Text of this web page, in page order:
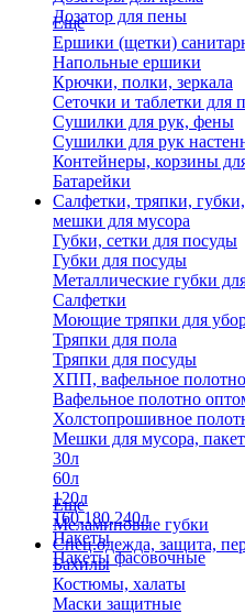
Дозатор для пены
Еще
Ершики (щетки)
Напольные ершики
Крючки, полки, зеркала
Сеточки и таблетки для
Сушилки для рук, фены
Сушилки для рук
Контейнеры, корзины
Батарейки
Салфетки, тряпки,
мешки для мусора
Губки, сетки для посуды
Губки для посуды
Металлические губки
Салфетки
Моющие тряпки для
Тряпки для пола
Тряпки для посуды
ХПП, вафельное полотно
Вафельное полотно
Холстопрошивное
Мешки для мусора,
30л
60л
120л
160,180,240л
Пакеты
Пакеты фасовочные
Еще
Меламиновые губки
Спец.одежда, защита,
Бахилы
Костюмы, халаты
Маски защитные